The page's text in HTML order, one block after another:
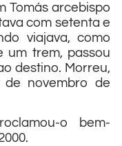
Tomás arcebispo
com setenta e
viajava, como
um trem, passou
destino. Morreu,
novembro de
o bem-